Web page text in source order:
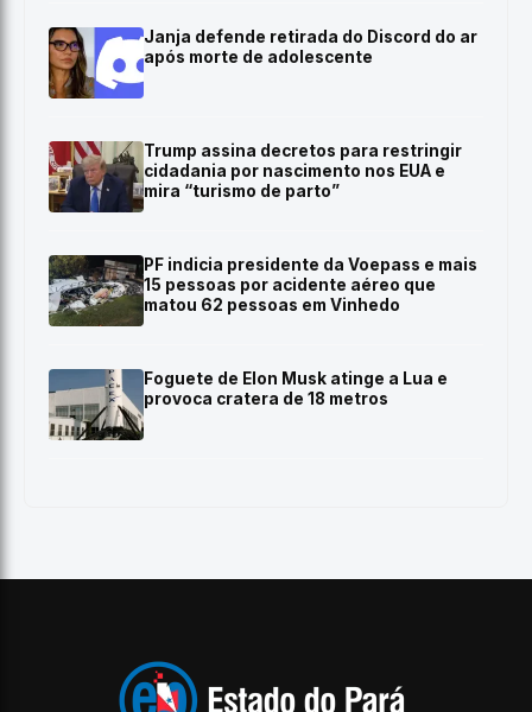
Janja defende retirada do Discord do ar
após morte de adolescente
Trump assina decretos para restringir
cidadania por nascimento nos EUA e
mira “turismo de parto”
PF indicia presidente da Voepass e mais
15 pessoas por acidente aéreo que
matou 62 pessoas em Vinhedo
Foguete de Elon Musk atinge a Lua e
provoca cratera de 18 metros